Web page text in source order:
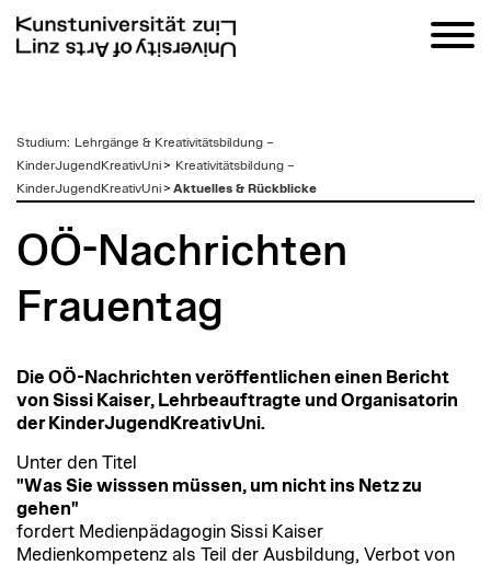
zum
Inhalt
Studium: Lehrgänge & Kreativitätsbildung –
KinderJugendKreativUni> Kreativitätsbildung –
KinderJugendKreativUni> Aktuelles & Rückblicke
OÖ-Nachrichten
Frauentag
Die OÖ-Nachrichten veröffentlichen einen Bericht
von Sissi Kaiser, Lehrbeauftragte und Organisatorin
der KinderJugendKreativUni.
Unter den Titel
"Was Sie wisssen müssen, um nicht ins Netz zu
gehen"
fordert Medienpädagogin Sissi Kaiser
Medienkompetenz als Teil der Ausbildung, Verbot von